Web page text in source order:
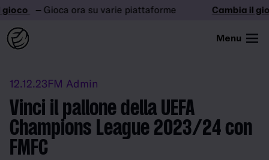
– Gioca ora su varie piattaforme Cambia il
Menu
12.12.23FM Admin
Vinci il pallone della UEFA
Champions League 2023/24 con
FMFC